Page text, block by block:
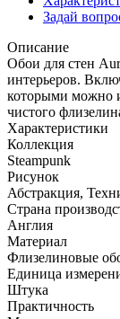
Задай
Описание
Обои для стен
интерьеров.
которыми можно
чистого
Характеристики
Коллекция
Steampunk
Рисунок
Абстракция,
Страна
Англия
Материал
Флизелиновые
Единица
Штука
Практичность